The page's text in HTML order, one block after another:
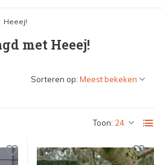
Heeej!
met Heeej!
Toon:
Sorteren op: